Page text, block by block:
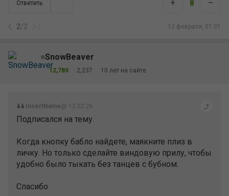
Ответить
2/2 12 февраля, 01:31
+ 8 –
SnowBeaver
12,789 2,237 10 лет на сайте
InsertName@ 12.02.26
Подписался на тему.
Когда кнопку бабло найдете, маякните плиз в
личку. Но только сделайте виндовую прилу, чтобы
удобно было тыкать без танцев с бубном.
Спасибо